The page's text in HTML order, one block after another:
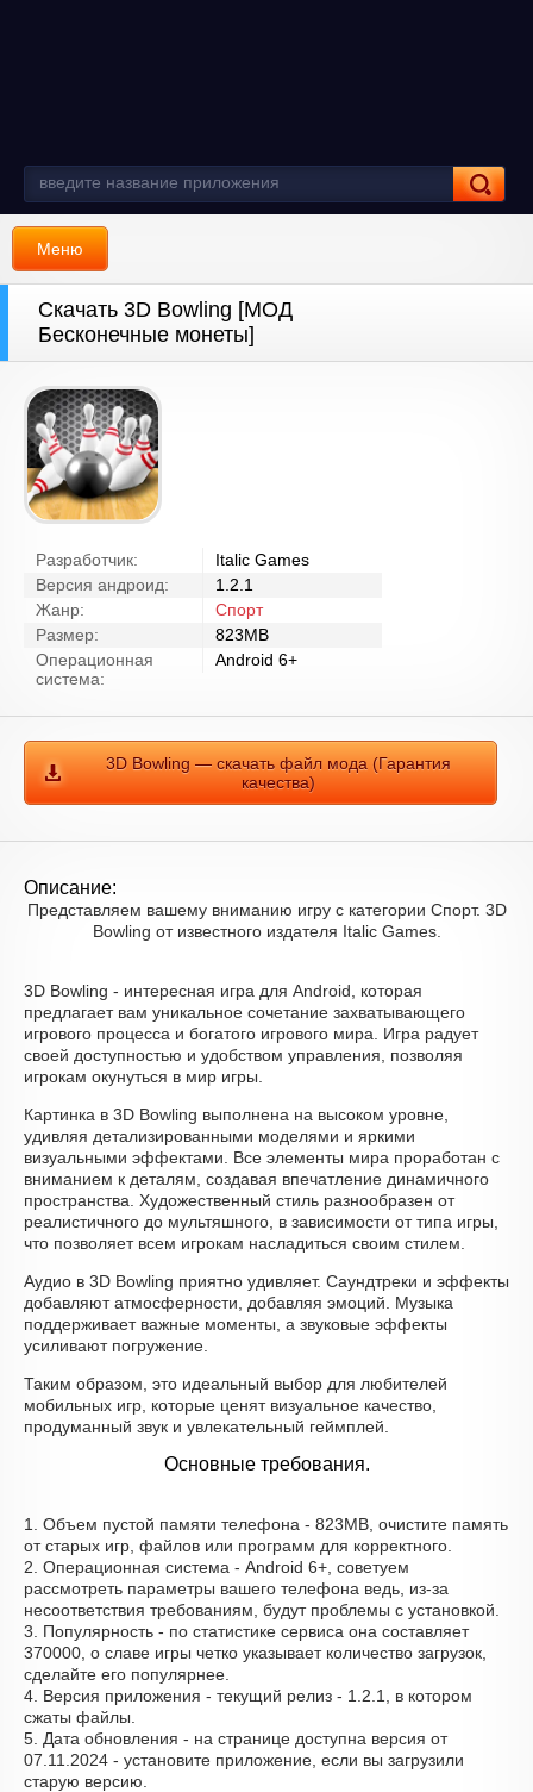
Меню
Скачать 3D Bowling [МОД
Бесконечные монеты]
Разработчик:
Italic Games
Версия андроид:
1.2.1
Жанр:
Спорт
Размер:
823MB
Операционная
система:
Android 6+
3D Bowling — скачать файл мода (Гарантия
качества)
Описание:
Представляем вашему вниманию игру с категории Спорт. 3D
Bowling от известного издателя Italic Games.
3D Bowling - интересная игра для Android, которая
предлагает вам уникальное сочетание захватывающего
игрового процесса и богатого игрового мира. Игра радует
своей доступностью и удобством управления, позволяя
игрокам окунуться в мир игры.
Картинка в 3D Bowling выполнена на высоком уровне,
удивляя детализированными моделями и яркими
визуальными эффектами. Все элементы мира проработан с
вниманием к деталям, создавая впечатление динамичного
пространства. Художественный стиль разнообразен от
реалистичного до мультяшного, в зависимости от типа игры,
что позволяет всем игрокам насладиться своим стилем.
Аудио в 3D Bowling приятно удивляет. Саундтреки и эффекты
добавляют атмосферности, добавляя эмоций. Музыка
поддерживает важные моменты, а звуковые эффекты
усиливают погружение.
Таким образом, это идеальный выбор для любителей
мобильных игр, которые ценят визуальное качество,
продуманный звук и увлекательный геймплей.
Основные требования.
1. Объем пустой памяти телефона - 823MB, очистите память
от старых игр, файлов или программ для корректного.
2. Операционная система - Android 6+, советуем
рассмотреть параметры вашего телефона ведь, из-за
несоответствия требованиям, будут проблемы с установкой.
3. Популярность - по статистике сервиса она составляет
370000, о cлаве игры четко указывает количество загрузок,
сделайте его популярнее.
4. Версия приложения - текущий релиз - 1.2.1, в котором
сжаты файлы.
5. Дата обновления - на странице доступна версия от
07.11.2024 - установите приложение, если вы загрузили
старую версию.